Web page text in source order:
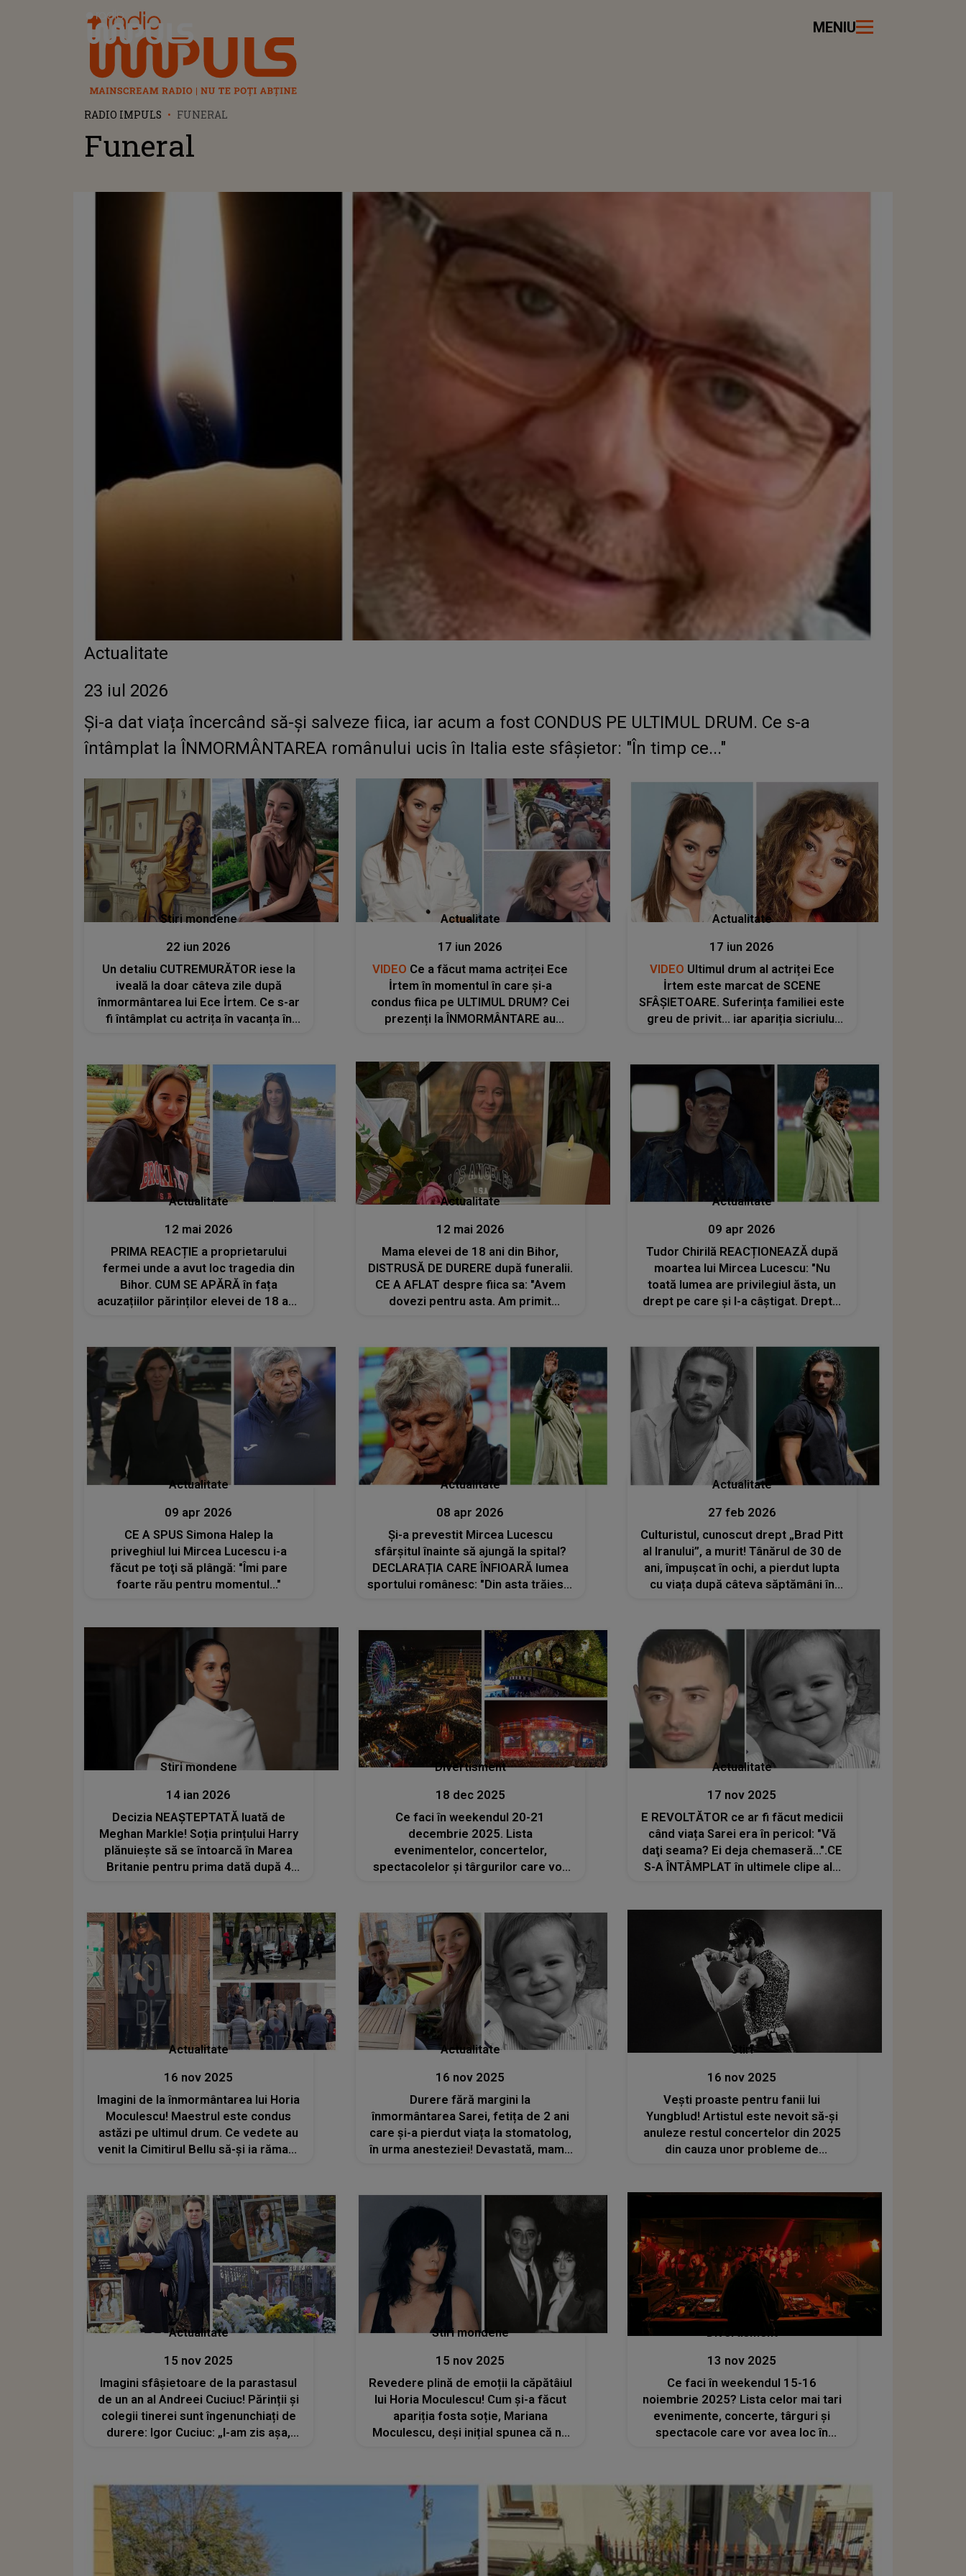
Radio Impuls MENIU
RADIO IMPULS FUNERAL
Funeral
Actualitate
23 iul 2026
Și-a dat viața încercând să-și salveze fiica, iar acum a fost CONDUS PE ULTIMUL DRUM. Ce s-a
întâmplat la ÎNMORMÂNTAREA românului ucis în Italia este sfâșietor: "În timp ce..."
Stiri mondene
22 iun 2026
Un detaliu CUTREMURĂTOR iese la
iveală la doar câteva zile după
înmormântarea lui Ece İrtem. Ce s-ar
fi întâmplat cu actrița în vacanța în
Actualitate
17 iun 2026
VIDEO Ce a făcut mama actriței Ece
İrtem în momentul în care și-a
condus fiica pe ULTIMUL DRUM? Cei
prezenți la ÎNMORMÂNTARE au
FAȚA DURERII
Actualitate
17 iun 2026
VIDEO Ultimul drum al actriței Ece
İrtem este marcat de SCENE
SFÂȘIETOARE. Suferința familiei este
greu de privit... iar apariția sicriului
SĂ-I ADUCĂ UN ULTIM OMAGIU
Actualitate
12 mai 2026
PRIMA REACȚIE a proprietarului
fermei unde a avut loc tragedia din
Bihor. CUM SE APĂRĂ în fața
acuzațiilor părinților elevei de 18 ani:
Actualitate
12 mai 2026
Mama elevei de 18 ani din Bihor,
DISTRUSĂ DE DURERE după funeralii.
CE A AFLAT despre fiica sa: "Avem
dovezi pentru asta. Am primit
Actualitate
09 apr 2026
Tudor Chirilă REACȚIONEAZĂ după
moartea lui Mircea Lucescu: "Nu
toată lumea are privilegiul ăsta, un
drept pe care și l-a câștigat. Dreptul
Actualitate
09 apr 2026
CE A SPUS Simona Halep la
priveghiul lui Mircea Lucescu i-a
făcut pe toţi să plângă: "Îmi pare
foarte rău pentru momentul..."
Actualitate
08 apr 2026
Și-a prevestit Mircea Lucescu
sfârșitul înainte să ajungă la spital?
DECLARAȚIA CARE ÎNFIOARĂ lumea
sportului românesc: "Din asta trăiesc,
Actualitate
27 feb 2026
Culturistul, cunoscut drept „Brad Pitt
al Iranului”, a murit! Tânărul de 30 de
ani, împușcat în ochi, a pierdut lupta
cu viața după câteva săptămâni în
Stiri mondene
14 ian 2026
Decizia NEAȘTEPTATĂ luată de
Meghan Markle! Soția prințului Harry
plănuiește să se întoarcă în Marea
Britanie pentru prima dată după 4
a
Divertisment
18 dec 2025
Ce faci în weekendul 20-21
decembrie 2025. Lista
evenimentelor, concertelor,
spectacolelor și târgurilor care vor
Actualitate
17 nov 2025
E REVOLTĂTOR ce ar fi făcut medicii
când viața Sarei era în pericol: "Vă
daţi seama? Ei deja chemaseră...".CE
S-A ÎNTÂMPLAT în ultimele clipe ale
clinicii adâncește DUREREA
Actualitate
16 nov 2025
Imagini de la înmormântarea lui Horia
Moculescu! Maestrul este condus
astăzi pe ultimul drum. Ce vedete au
venit la Cimitirul Bellu să-și ia rămas-
Actualitate
16 nov 2025
Durere fără margini la
înmormântarea Sarei, fetița de 2 ani
care și-a pierdut viața la stomatolog,
în urma anesteziei! Devastată, mama
a nenorocit”
Stiri
16 nov 2025
Vești proaste pentru fanii lui
Yungblud! Artistul este nevoit să-și
anuleze restul concertelor din 2025
din cauza unor probleme de
serios și că nu pot să mă joc. Îmi pare
foarte rău”
Actualitate
15 nov 2025
Imagini sfâșietoare de la parastasul
de un an al Andreei Cuciuc! Părinții și
colegii tinerei sunt îngenunchiați de
durere: Igor Cuciuc: „I-am zis așa,
s-a rupt odată cu plecarea ta”
Stiri mondene
15 nov 2025
Revedere plină de emoții la căpătâiul
lui Horia Moculescu! Cum și-a făcut
apariția fosta soție, Mariana
Moculescu, deși inițial spunea că nu
adevăr, nu de imagine”
Divertisment
13 nov 2025
Ce faci în weekendul 15-16
noiembrie 2025? Lista celor mai tari
evenimente, concerte, târguri și
spectacole care vor avea loc în